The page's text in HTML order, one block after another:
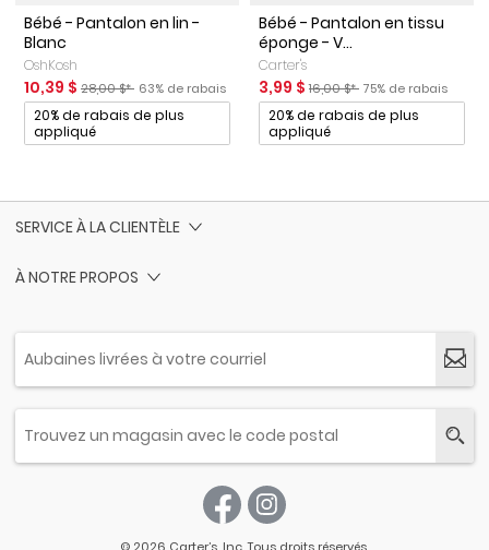
Bébé - Pantalon en lin -
Blanc
OshKosh
Prix de solde
10,39 $ Prix ​​de détail suggéré par le fabricant
28,00 $* Pourcentage de rabais
63% de rabais
Promotions
20% de rabais de plus
appliqué
Bébé - Pantalon en tissu
éponge - V...
Carter's
Prix de solde
3,99 $Prix ​​de détail suggéré par le
16,00 $* Pourcentage de
75% de rabais
Promotions
20% de rabais de plus
appliqué
SERVICE À LA CLIENTÈLE
À NOTRE PROPOS
© 2026 Carter’s, Inc. Tous droits réservés.